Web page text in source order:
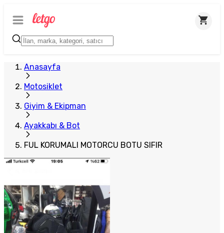
Anasayfa
Motosiklet
Giyim & Ekipman
Ayakkabı & Bot
FUL KORUMALI MOTORCU BOTU SIFIR
Plus Satıcı